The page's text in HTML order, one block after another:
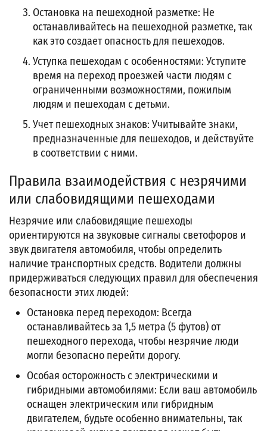
Остановка на пешеходной разметке: Не
останавливайтесь на пешеходной разметке, так
как это создает опасность для пешеходов.
Уступка пешеходам с особенностями: Уступите
время на переход проезжей части людям с
ограниченными возможностями, пожилым
людям и пешеходам с детьми.
Учет пешеходных знаков: Учитывайте знаки,
предназначенные для пешеходов, и действуйте
в соответствии с ними.
Правила взаимодействия с незрячими
или слабовидящими пешеходами
Незрячие или слабовидящие пешеходы
ориентируются на звуковые сигналы светофоров и
звук двигателя автомобиля, чтобы определить
наличие транспортных средств. Водители должны
придерживаться следующих правил для обеспечения
безопасности этих людей:
Остановка перед переходом: Всегда
останавливайтесь за 1,5 метра (5 футов) от
пешеходного перехода, чтобы незрячие люди
могли безопасно перейти дорогу.
Особая осторожность с электрическими и
гибридными автомобилями: Если ваш автомобиль
оснащен электрическим или гибридным
двигателем, будьте особенно внимательны, так